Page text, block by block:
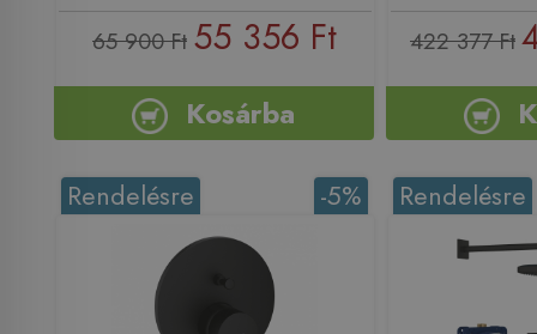
65 900 Ft 55 356 Ft
Kosárba
422 377 Ft
-5%
Rendelésre Rendelésre